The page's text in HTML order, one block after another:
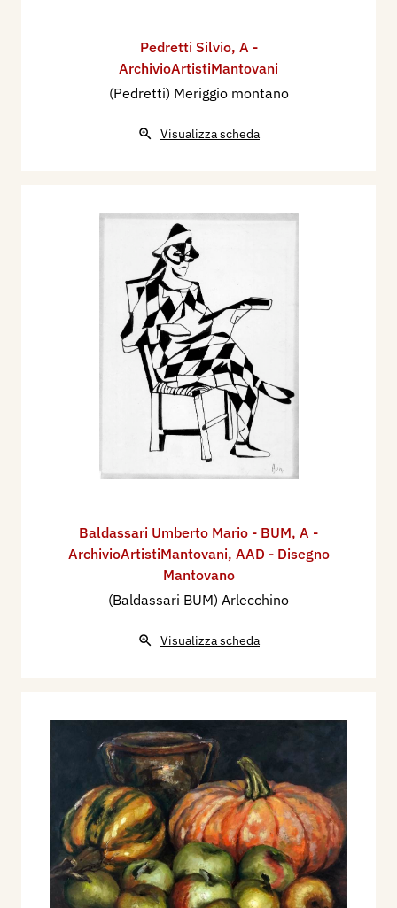
Pedretti Silvio, A -
ArchivioArtistiMantovani
(Pedretti) Meriggio montano
Visualizza scheda
Baldassari Umberto Mario - BUM, A -
ArchivioArtistiMantovani, AAD - Disegno
Mantovano
(Baldassari BUM) Arlecchino
Visualizza scheda